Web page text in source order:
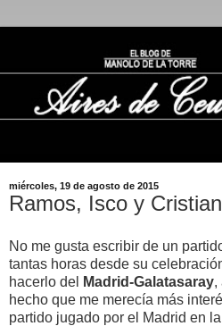
miércoles, 19 de agosto de 2015
Ramos, Isco y
No me gusta escribir de un
tantas horas desde su
hacerlo del
Madrid-Galatasaray,
hecho que me merecía más
partido jugado por el Madrid en